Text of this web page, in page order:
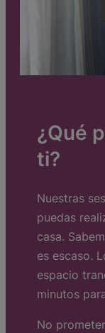
¿Qué
ti?
Nuestras
puedas
casa.
es escaso.
espacio
minutos
No